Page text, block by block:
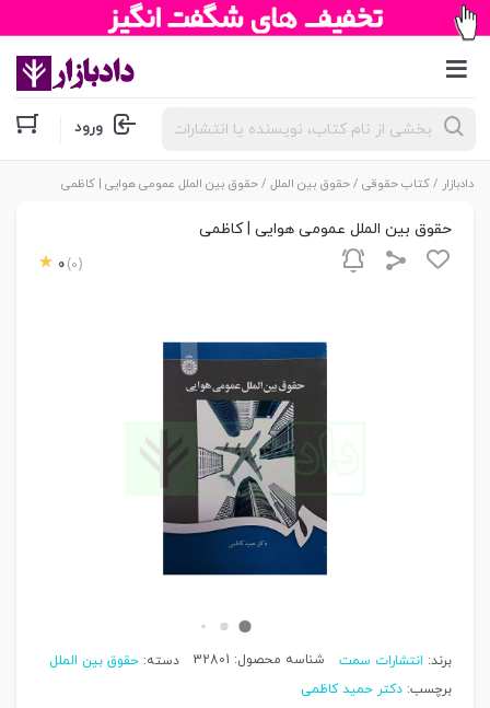
جستجوی
محصولات ورود
دادبازار /کتاب حقوقی /حقوق بین الملل / حقوق بین الملل عمومی هوایی | کاظمی
حقوق بین الملل عمومی هوایی | کاظمی
0 (0)
برند: انتشارات سمت شناسه محصول: 32801 دسته: حقوق بین الملل
برچسب: دکتر حمید کاظمی